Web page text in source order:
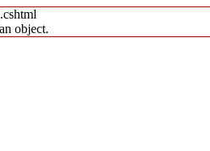
object.